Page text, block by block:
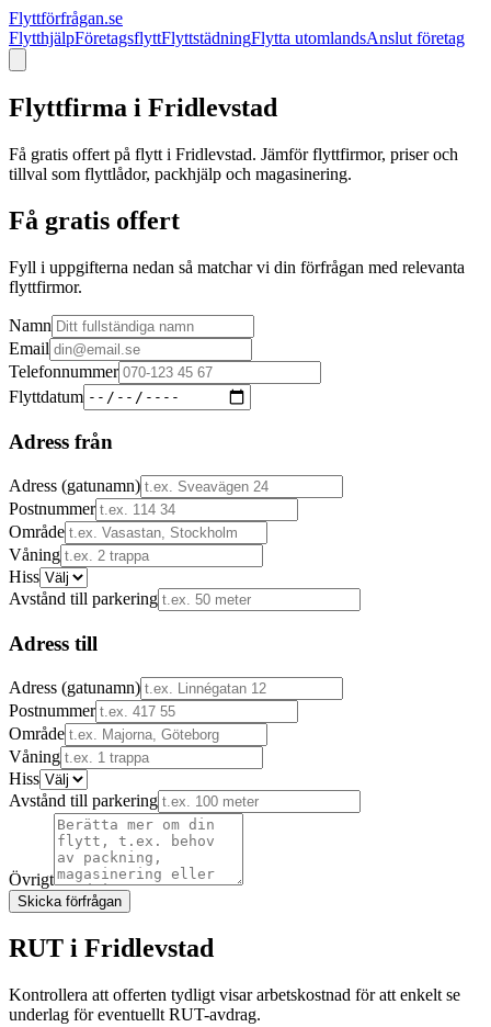
Flyttförfrågan.se
FlytthjälpFöretagsflyttFlyttstädningFlytta utomlandsAnslut företag
Flyttfirma i Fridlevstad
Få gratis offert på flytt i Fridlevstad. Jämför flyttfirmor, priser och
tillval som flyttlådor, packhjälp och magasinering.
Få gratis offert
Fyll i uppgifterna nedan så matchar vi din förfrågan med relevanta
flyttfirmor.
Namn
Email
Telefonnummer
Flyttdatum
Adress från
Adress (gatunamn)
Postnummer
Område
Våning
Hiss
Avstånd till parkering
Adress till
Adress (gatunamn)
Postnummer
Område
Våning
Hiss
Avstånd till parkering
Övrigt
Skicka förfrågan
RUT i Fridlevstad
Kontrollera att offerten tydligt visar arbetskostnad för att enkelt se
underlag för eventuellt RUT-avdrag.